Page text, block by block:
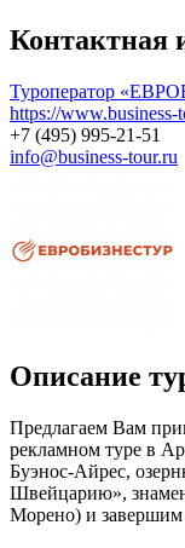
Контактная
Туроператор
https://www.business-
+7 (495) 995-21-51
info@business-tour.ru
Описание
Предлагаем Вам
рекламном туре в
Буэнос-Айрес,
Швейцарию»,
Морено) и